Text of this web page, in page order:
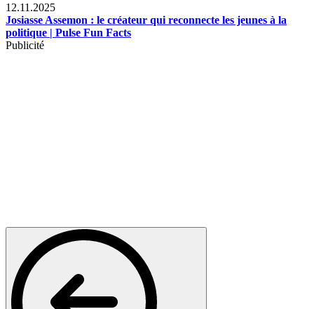
12.11.2025
Josiasse Assemon : le créateur qui reconnecte les jeunes à la
politique | Pulse Fun Facts
Publicité